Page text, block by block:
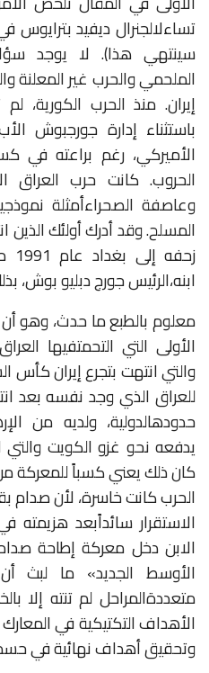
تساءلالجنرالديفيدبترايوس
سينتهي هذا). لا يوجد
الملحميوالحرب غيرالمعلنة
إيران. منذ الحرب الكورية، لم
باستثناء إدارة جورجبوش
الأميركي، رغم براعته في
الحروب.كانت حرب العراق
وعاصفة الصحراءأمثلة
المسلح.وقدأدركأولئكالذين
زحفه إلى بغداد عام1991
ابنه،الرئيسجورجدبليوبوش،
معلومبالطبعماحدث،وهوأن
الأولى التي التحمتفيها العراق
والتيانتهتبتجرعإيرانكأس
للعراق الذيوجد نفسهبعد
حدودهالدولية، ولديه من
يدفعه نحو غزو الكويت والتي
كانذلكيعنيكسباًللمعركة
الحربكانتخاسرة،لأنصدام
الاستقرار سائداًبعد هزيمته
الابن دخل معركة إطاحة
الأوسط الجديد» ما لبث أن
متعددةالمراحل لم تنته إلا
الأهدافالتكتيكيةفيالمعارك
وتحقيقأهدافنهائيةفي